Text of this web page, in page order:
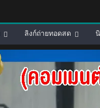
ลิงก์ถ่ายทอดสด